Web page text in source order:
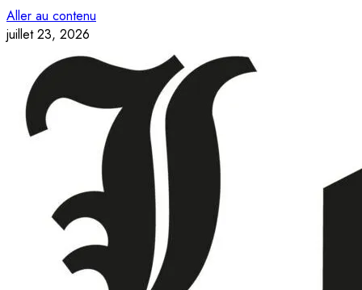
Aller au contenu
juillet 23, 2026